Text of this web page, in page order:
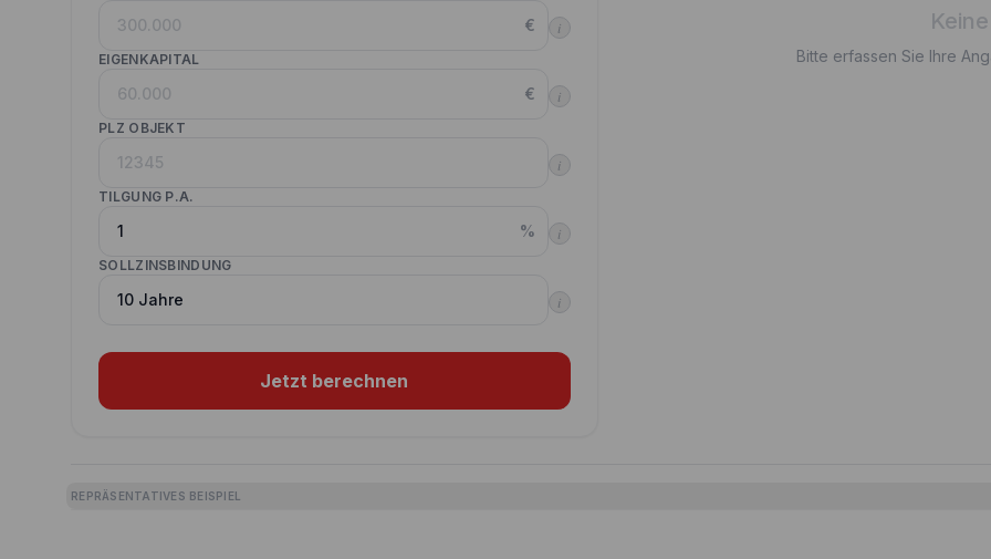
€ i
EIGENKAPITAL
€ i
PLZ OBJEKT
i
TILGUNG P.A.
% i
SOLLZINSBINDUNG
i
Jetzt berechnen
Bitte erfassen Sie Ihre
REPRÄSENTATIVES BEISPIEL